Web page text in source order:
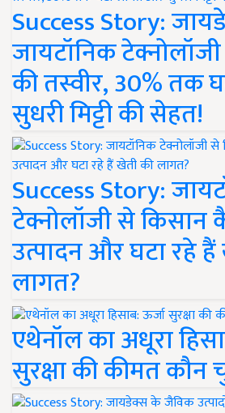
Success Story:
जायटॉनिक
की तस्वीर, 30% तक
सुधरी मिट्टी की सेहत!
Success Story:
टेक्नोलॉजी से किसान
उत्पादन और घटा रहे
लागत?
एथेनॉल का अधूरा
सुरक्षा की कीमत कौन